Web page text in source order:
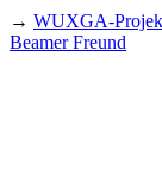
→ WUXGA-
Beamer Freund